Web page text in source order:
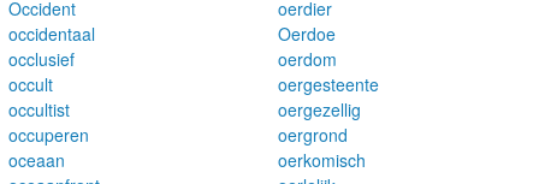
Occident
occidentaal
occlusief
occult
occultist
occuperen
oceaan
oerdier
Oerdoe
oerdom
oergesteente
oergezellig
oergrond
oerkomisch